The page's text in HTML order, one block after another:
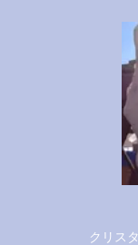
クリス